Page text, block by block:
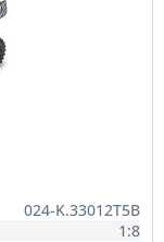
024-K.33012T5B
1:8